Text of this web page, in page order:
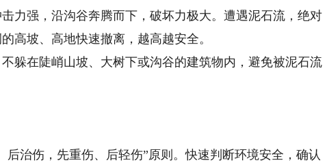
强，沿沟谷奔腾而下，破坏力极大。遭遇泥石流，绝对
高坡、高地快速撤离，越高越安全。
在陡峭山坡、大树下或沟谷的建筑物内，避免被泥石流
治伤，先重伤、后轻伤”原则。快速判断环境安全，确认